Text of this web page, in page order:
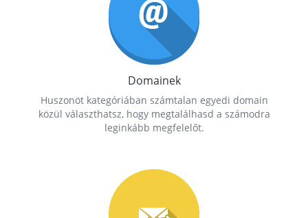
Domainek
Huszonöt kategóriában számtalan egyedi domain
közül választhatsz, hogy megtalálhasd a számodra
leginkább megfelelőt.